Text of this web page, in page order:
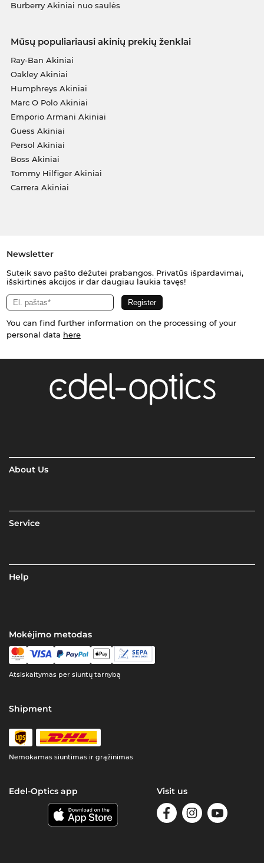
Burberry Akiniai nuo saulės
Mūsų populiariausi akinių prekių ženklai
Ray-Ban Akiniai
Oakley Akiniai
Humphreys Akiniai
Marc O Polo Akiniai
Emporio Armani Akiniai
Guess Akiniai
Persol Akiniai
Boss Akiniai
Tommy Hilfiger Akiniai
Carrera Akiniai
Newsletter
Suteik savo pašto dėžutei prabangos. Privatūs išpardavimai,
išskirtinės akcijos ir dar daugiau laukia tavęs!
You can find further information on the processing of your
personal data here
About Us
Service
Help
Mokėjimo metodas
Atsiskaitymas per siuntų tarnybą
Shipment
Nemokamas siuntimas ir grąžinimas
Edel-Optics app Visit us